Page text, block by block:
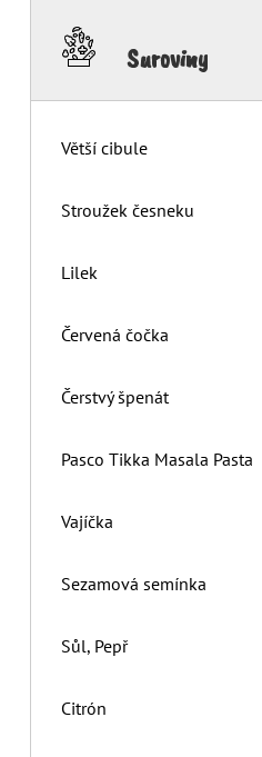
Suroviny
Větší cibule
Stroužek česneku
Lilek
Červená čočka
Čerstvý špenát
Pasco Tikka Masala Pasta
Vajíčka
Sezamová semínka
Sůl, Pepř
Citrón